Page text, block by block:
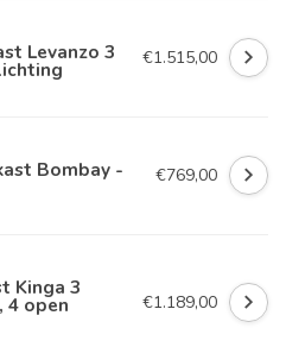
Levanzo 3 €1.515,00
Bombay - €769,00
Kinga 3
4 open €1.189,00